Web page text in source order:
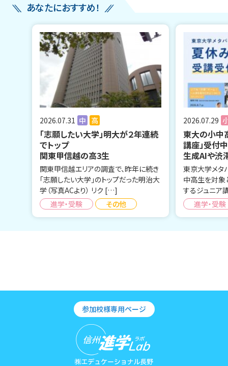
あなたにおすすめ！
2026.07.31 中 高
「志願したい大学」明大が２年連続
でトップ
関東甲信越の高3生
関東甲信越エリアの調査で、昨年に続き
「志願したい大学」のトップだった明治大
学（写真ACより） リク […]
進学・受験
その他
2026.07.29
東大の小中
講座」受付中
生成AIや渋
東京大学メタ
中高生を対象
するジュニ
進学・受験
参加校様専用ページ